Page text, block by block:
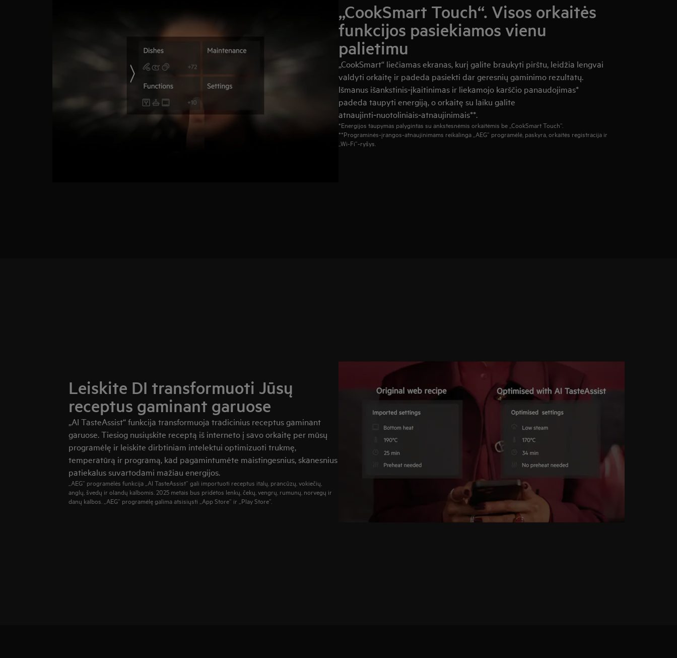
„CookSmart Touch“. Visos orkaitės
funkcijos pasiekiamos vienu
palietimu
„CookSmart“ liečiamas ekranas, kurį galite braukyti pirštu, leidžia lengvai
valdyti orkaitę ir padeda pasiekti dar geresnių gaminimo rezultatų.
Išmanus išankstinis‑įkaitinimas ir liekamojo karščio panaudojimas*
padeda taupyti energiją, o orkaitę su laiku galite
atnaujinti‑nuotoliniais‑atnaujinimais**.
*Energijos taupymas palygintas su ankstesnėmis orkaitėmis be „CookSmart Touch“.
**Programinės‑įrangos‑atnaujinimams reikalinga „AEG“ programėlė, paskyra, orkaitės registracija ir
„Wi-Fi“‑ryšys.
Leiskite DI transformuoti Jūsų
receptus gaminant garuose
„AI TasteAssist“ funkcija transformuoja tradicinius receptus gaminant
garuose. Tiesiog nusiųskite receptą iš interneto į savo orkaitę per mūsų
programėlę ir leiskite dirbtiniam intelektui optimizuoti trukmę,
temperatūrą ir programą, kad pagamintumėte maistingesnius, skanesnius
patiekalus suvartodami mažiau energijos.
„AEG“ programėlės funkcija „AI TasteAssist“ gali importuoti receptus italų, prancūzų, vokiečių,
anglų, švedų ir olandų kalbomis. 2025 metais bus pridėtos lenkų, čekų, vengrų, rumunų, norvegų ir
danų kalbos. „AEG“ programėlę galima atsisiųsti „App Store“ ir „Play Store“.